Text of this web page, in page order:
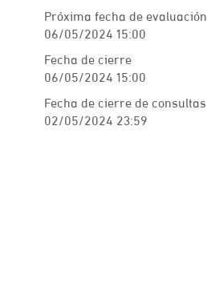
Próxima fecha de evaluación
06/05/2024 15:00
Fecha de cierre
06/05/2024 15:00
Fecha de cierre de consultas
02/05/2024 23:59